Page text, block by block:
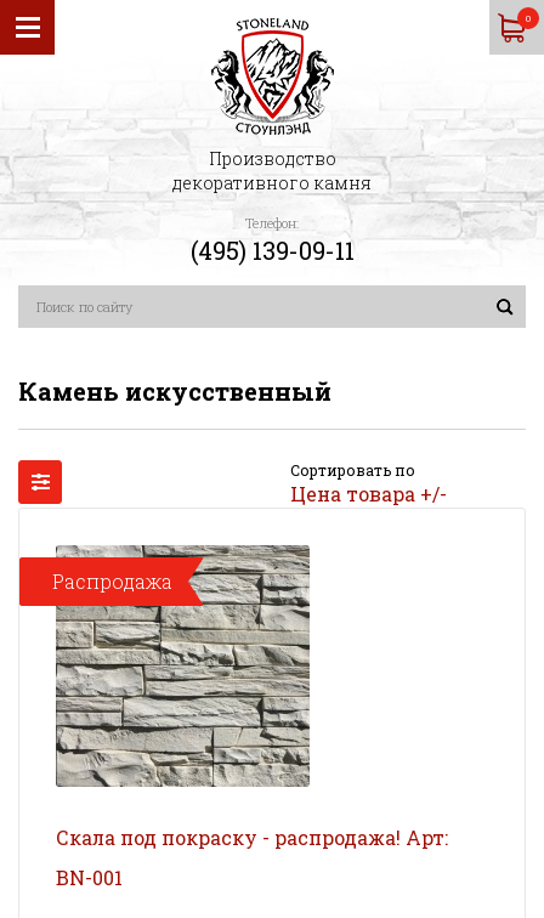
0
Производство
декоративного камня
Телефон:
(495) 139-09-11
Камень искусственный
Сортировать по
Цена товара +/-
Распродажа
Скала под покраску - распродажа! Арт:
BN-001